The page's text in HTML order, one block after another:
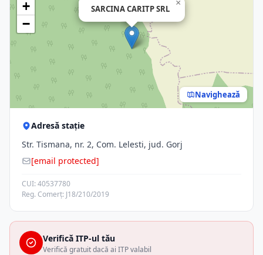
SARCINA CARITP SRL
×
+
−
Navighează
Adresă stație
Str. Tismana, nr. 2, Com. Lelesti, jud. Gorj
[email protected]
CUI: 40537780
Reg. Comerț: J18/210/2019
Verifică ITP-ul tău
Verifică gratuit dacă ai ITP valabil